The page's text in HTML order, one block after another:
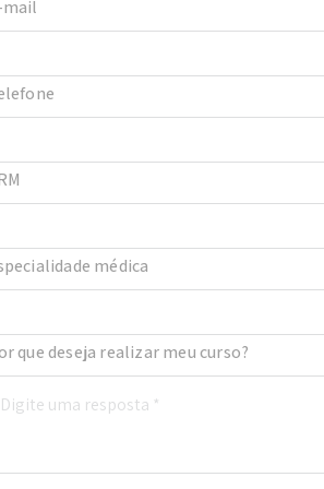
mail
médica
que deseja realizar meu curso?